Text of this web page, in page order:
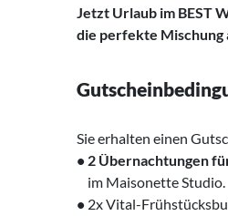
Jetzt Urlaub im BEST
die perfekte Mischung
Sie erhalten einen
• 2 Übernachtungen
‌ im Maisonette Studio.
• 2x Vital-